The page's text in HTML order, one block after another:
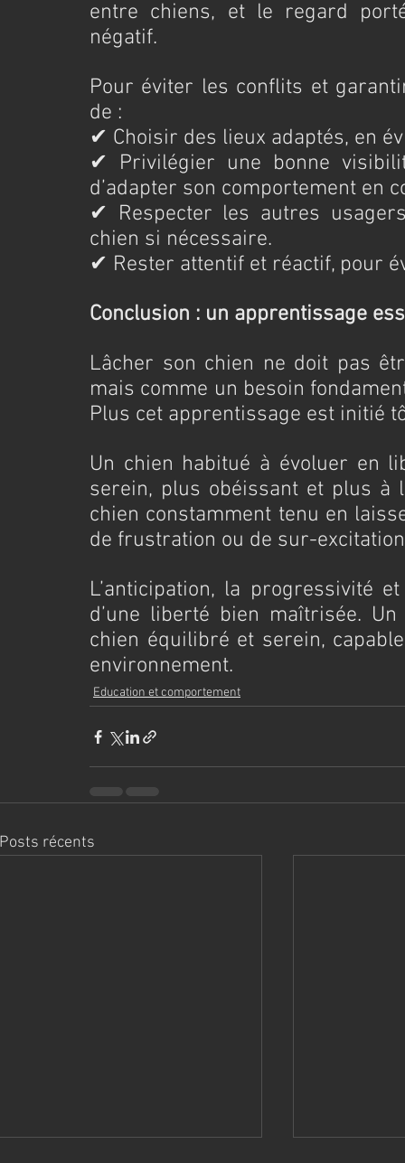
entre chiens, et le regard
négatif.
Pour éviter les conflits et
de :
✔ Choisir des lieux adaptés, en
✔ Privilégier une bonne
d’adapter son comportement en
✔ Respecter les autres
chien si nécessaire.
✔ Rester attentif et réactif, pour
Conclusion : un apprentissage
Lâcher son chien ne doit pas
mais comme un besoin
Plus cet apprentissage est initié
Un chien habitué à évoluer en
serein, plus obéissant et plus à
chien constamment tenu en
de frustration ou de sur-
L’anticipation, la progressivité
d’une liberté bien maîtrisée.
chien équilibré et serein,
environnement.
Education et comportement
Posts récents